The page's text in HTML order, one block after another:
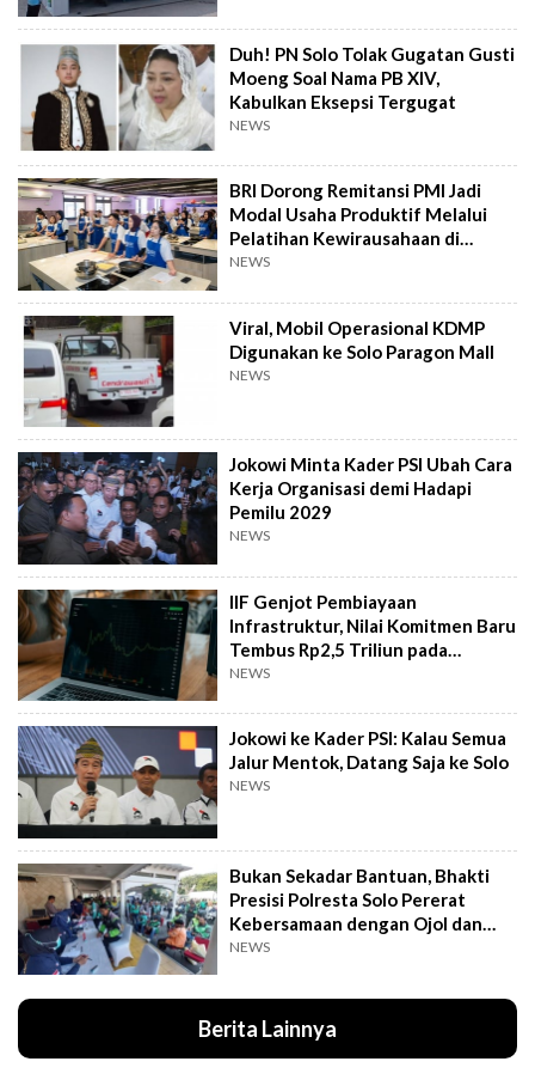
Duh! PN Solo Tolak Gugatan Gusti
Moeng Soal Nama PB XIV,
Kabulkan Eksepsi Tergugat
NEWS
BRI Dorong Remitansi PMI Jadi
Modal Usaha Produktif Melalui
Pelatihan Kewirausahaan di
Taiwan
NEWS
Viral, Mobil Operasional KDMP
Digunakan ke Solo Paragon Mall
NEWS
Jokowi Minta Kader PSI Ubah Cara
Kerja Organisasi demi Hadapi
Pemilu 2029
NEWS
IIF Genjot Pembiayaan
Infrastruktur, Nilai Komitmen Baru
Tembus Rp2,5 Triliun pada
Semester I 2026
NEWS
Jokowi ke Kader PSI: Kalau Semua
Jalur Mentok, Datang Saja ke Solo
NEWS
Bukan Sekadar Bantuan, Bhakti
Presisi Polresta Solo Pererat
Kebersamaan dengan Ojol dan
Supeltas
NEWS
Berita Lainnya